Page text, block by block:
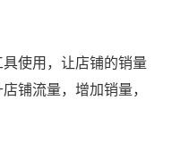
使用，让店铺的销量
铺流量，增加销量，